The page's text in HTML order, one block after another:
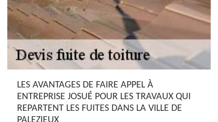
LES AVANTAGES DE FAIRE APPEL À
ENTREPRISE JOSUÉ POUR LES TRAVAUX QUI
REPARTENT LES FUITES DANS LA VILLE DE
PALEZIEUX